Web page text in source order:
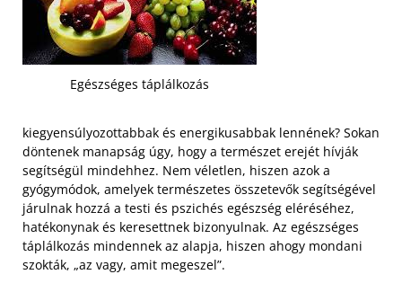
Egészséges táplálkozás
kiegyensúlyozottabbak és energikusabbak lennének? Sokan
döntenek manapság úgy, hogy a természet erejét hívják
segítségül mindehhez. Nem véletlen, hiszen azok a
gyógymódok, amelyek természetes összetevők segítségével
járulnak hozzá a testi és pszichés egészség eléréséhez,
hatékonynak és keresettnek bizonyulnak. Az egészséges
táplálkozás mindennek az alapja, hiszen ahogy mondani
szokták, „az vagy, amit megeszel”.